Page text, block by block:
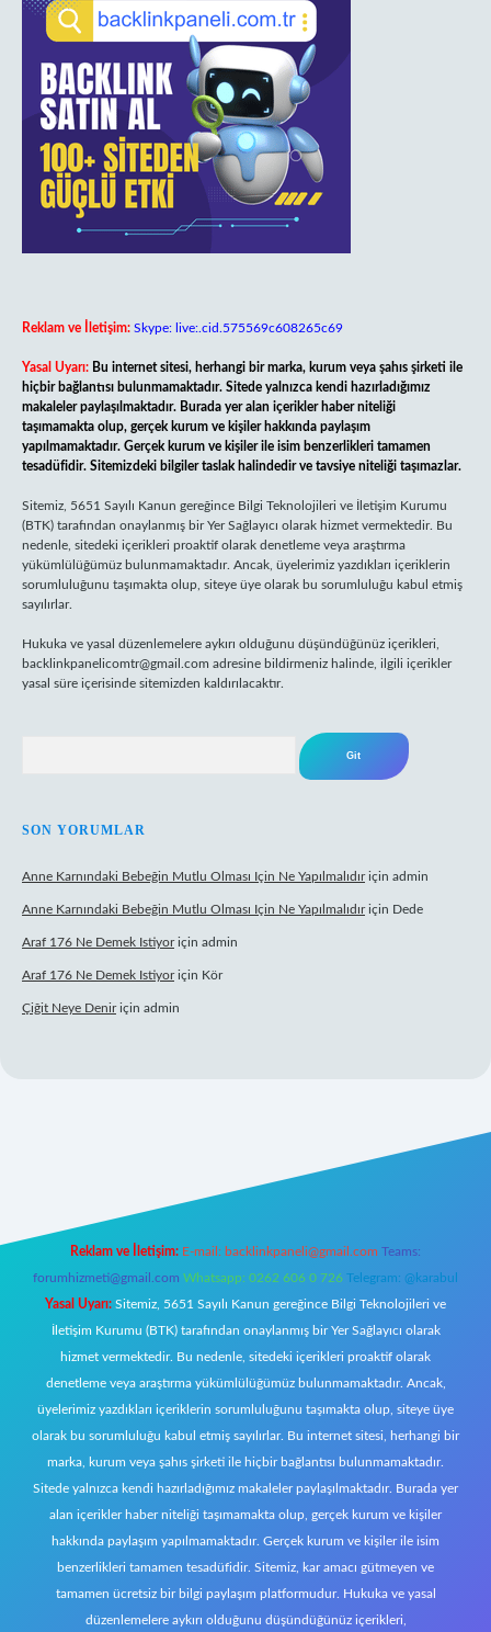
Reklam ve İletişim: Skype: live:.cid.575569c608265c69
Yasal Uyarı: Bu internet sitesi, herhangi bir marka, kurum veya şahıs şirketi ile
hiçbir bağlantısı bulunmamaktadır. Sitede yalnızca kendi hazırladığımız
makaleler paylaşılmaktadır. Burada yer alan içerikler haber niteliği
taşımamakta olup, gerçek kurum ve kişiler hakkında paylaşım
yapılmamaktadır. Gerçek kurum ve kişiler ile isim benzerlikleri tamamen
tesadüfidir. Sitemizdeki bilgiler taslak halindedir ve tavsiye niteliği taşımazlar.
Sitemiz, 5651 Sayılı Kanun gereğince Bilgi Teknolojileri ve İletişim Kurumu
(BTK) tarafından onaylanmış bir Yer Sağlayıcı olarak hizmet vermektedir. Bu
nedenle, sitedeki içerikleri proaktif olarak denetleme veya araştırma
yükümlülüğümüz bulunmamaktadır. Ancak, üyelerimiz yazdıkları içeriklerin
sorumluluğunu taşımakta olup, siteye üye olarak bu sorumluluğu kabul etmiş
sayılırlar.
Hukuka ve yasal düzenlemelere aykırı olduğunu düşündüğünüz içerikleri,
backlinkpanelicomtr@gmail.com adresine bildirmeniz halinde, ilgili içerikler
yasal süre içerisinde sitemizden kaldırılacaktır.
SON YORUMLAR
Anne Karnındaki Bebeğin Mutlu Olması Için Ne Yapılmalıdıriçin admin
Anne Karnındaki Bebeğin Mutlu Olması Için Ne Yapılmalıdıriçin Dede
Araf 176 Ne Demek Istiyoriçin admin
Araf 176 Ne Demek Istiyoriçin Kör
Çiğit Neye Deniriçin admin
Reklam ve İletişim: E-mail: backlinkpaneli@gmail.com Teams:
forumhizmeti@gmail.com Whatsapp: 0262 606 0 726 Telegram: @karabul
Yasal Uyarı: Sitemiz, 5651 Sayılı Kanun gereğince Bilgi Teknolojileri ve
İletişim Kurumu (BTK) tarafından onaylanmış bir Yer Sağlayıcı olarak
hizmet vermektedir. Bu nedenle, sitedeki içerikleri proaktif olarak
denetleme veya araştırma yükümlülüğümüz bulunmamaktadır. Ancak,
üyelerimiz yazdıkları içeriklerin sorumluluğunu taşımakta olup, siteye üye
olarak bu sorumluluğu kabul etmiş sayılırlar. Bu internet sitesi, herhangi bir
marka, kurum veya şahıs şirketi ile hiçbir bağlantısı bulunmamaktadır.
Sitede yalnızca kendi hazırladığımız makaleler paylaşılmaktadır. Burada yer
alan içerikler haber niteliği taşımamakta olup, gerçek kurum ve kişiler
hakkında paylaşım yapılmamaktadır. Gerçek kurum ve kişiler ile isim
benzerlikleri tamamen tesadüfidir. Sitemiz, kar amacı gütmeyen ve
tamamen ücretsiz bir bilgi paylaşım platformudur. Hukuka ve yasal
düzenlemelere aykırı olduğunu düşündüğünüz içerikleri,